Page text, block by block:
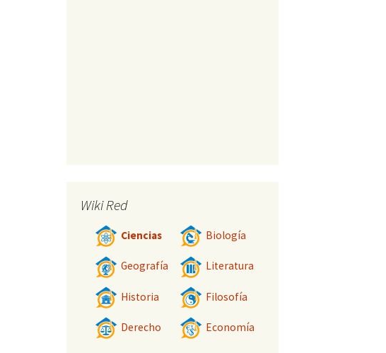
Wiki Red
Ciencias Biología
Geografía Literatura
Historia Filosofía
Derecho Economía